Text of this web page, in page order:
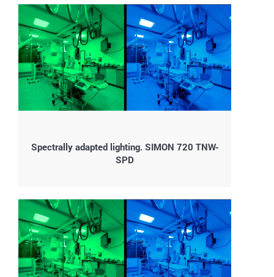
Spectrally adapted lighting. SIMON 720 TNW-
SPD